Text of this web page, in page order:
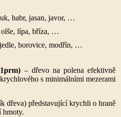
habr, jasan, javor, …
lípa, bříza, …
modřín, …
– dřevo na polena efektivně
s minimálními mezerami
dřeva) představující krychli o hraně
hmoty.